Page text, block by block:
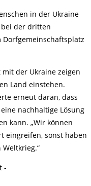
in der Ukraine
bei der dritten
der Ukraine zeigen
Land einstehen.
erneut daran, dass
nachhaltige Lösung
kann. „Wir können
eingreifen, sonst haben
-